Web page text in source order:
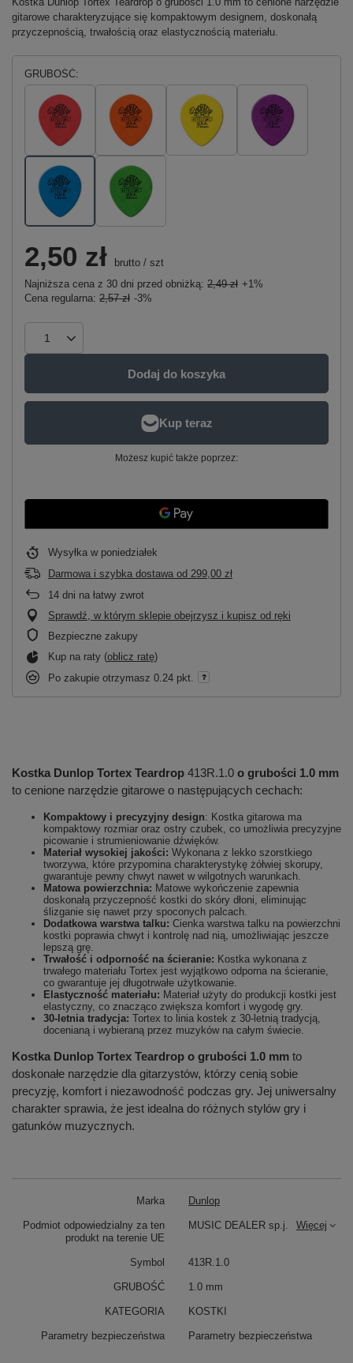
gitarowe charakteryzujące się kompaktowym designem, doskonałą
przyczepnością, trwałością oraz elastycznością materiału.
GRUBOŚĆ
2,50 zł brutto / szt
Najniższa cena z 30 dni przed obniżką: 2,49 zł +1%
Cena regularna: 2,57 zł -3%
Dodaj do koszyka
Możesz kupić także poprzez:
Wysyłka w poniedziałek
Darmowa i szybka dostawa od 299,00 zł
14 dni na łatwy zwrot
Sprawdź, w którym sklepie obejrzysz i kupisz od ręki
Bezpieczne zakupy
Kup na raty (oblicz ratę)
Po zakupie otrzymasz 0.24 pkt.
Kostka Dunlop Tortex Teardrop 413R.1.0 o grubości 1.0 mm
to cenione narzędzie gitarowe o następujących cechach:
Kompaktowy i precyzyjny design: Kostka gitarowa ma
kompaktowy rozmiar oraz ostry czubek, co umożliwia precyzyjne
picowanie i strumieniowanie dźwięków.
Materiał wysokiej jakości: Wykonana z lekko szorstkiego
tworzywa, które przypomina charakterystykę żółwiej skorupy,
gwarantuje pewny chwyt nawet w wilgotnych warunkach.
Matowa powierzchnia: Matowe wykończenie zapewnia
doskonałą przyczepność kostki do skóry dłoni, eliminując
ślizganie się nawet przy spoconych palcach.
Dodatkowa warstwa talku: Cienka warstwa talku na powierzchni
kostki poprawia chwyt i kontrolę nad nią, umożliwiając jeszcze
lepszą grę.
Trwałość i odporność na ścieranie: Kostka wykonana z
trwałego materiału Tortex jest wyjątkowo odporna na ścieranie,
co gwarantuje jej długotrwałe użytkowanie.
Elastyczność materiału: Materiał użyty do produkcji kostki jest
elastyczny, co znacząco zwiększa komfort i wygodę gry.
30-letnia tradycja: Tortex to linia kostek z 30-letnią tradycją,
docenianą i wybieraną przez muzyków na całym świecie.
Kostka Dunlop Tortex Teardrop o grubości 1.0 mm to
doskonałe narzędzie dla gitarzystów, którzy cenią sobie
precyzję, komfort i niezawodność podczas gry. Jej uniwersalny
charakter sprawia, że jest idealna do różnych stylów gry i
gatunków muzycznych.
Marka Dunlop
Podmiot odpowiedzialny za ten
produkt na terenie UE
MUSIC DEALER sp.j. Więcej
Symbol 413R.1.0
GRUBOŚĆ 1.0 mm
KATEGORIA KOSTKI
Parametry bezpieczeństwa Parametry bezpieczeństwa